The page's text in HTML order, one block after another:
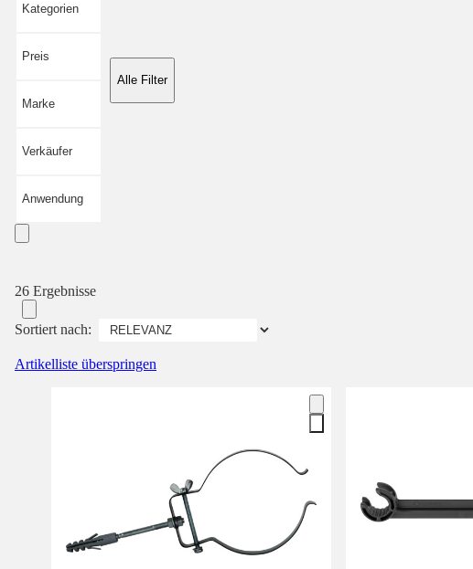
Kategorien
Preis
Marke
Verkäufer
Anwendung
Alle Filter
26 Ergebnisse
Sortiert nach:
Artikelliste überspringen